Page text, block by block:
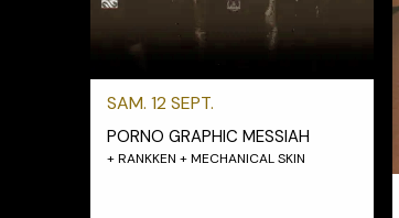
SAM. 12 SEPT.
PORNO GRAPHIC MESSIAH
+ RANKKEN + MECHANICAL SKIN